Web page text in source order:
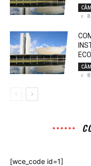
[wce_code id=1]